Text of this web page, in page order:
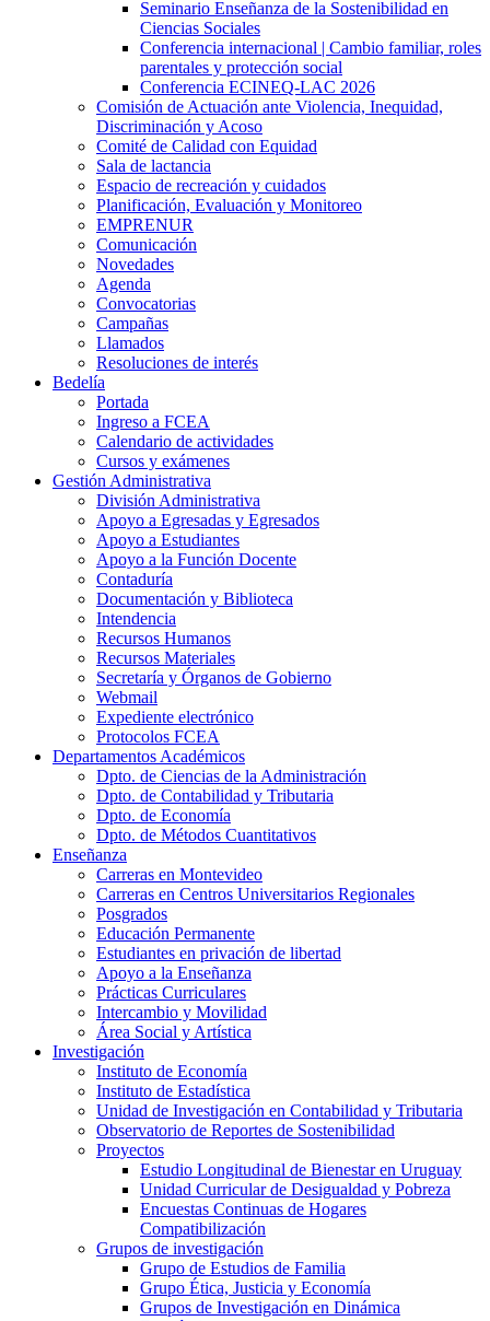
Seminario Enseñanza de la Sostenibilidad en
Ciencias Sociales
Conferencia internacional | Cambio familiar, roles
parentales y protección social
Conferencia ECINEQ-LAC 2026
Comisión de Actuación ante Violencia, Inequidad,
Discriminación y Acoso
Comité de Calidad con Equidad
Sala de lactancia
Espacio de recreación y cuidados
Planificación, Evaluación y Monitoreo
EMPRENUR
Comunicación
Novedades
Agenda
Convocatorias
Campañas
Llamados
Resoluciones de interés
Bedelía
Portada
Ingreso a FCEA
Calendario de actividades
Cursos y exámenes
Gestión Administrativa
División Administrativa
Apoyo a Egresadas y Egresados
Apoyo a Estudiantes
Apoyo a la Función Docente
Contaduría
Documentación y Biblioteca
Intendencia
Recursos Humanos
Recursos Materiales
Secretaría y Órganos de Gobierno
Webmail
Expediente electrónico
Protocolos FCEA
Departamentos Académicos
Dpto. de Ciencias de la Administración
Dpto. de Contabilidad y Tributaria
Dpto. de Economía
Dpto. de Métodos Cuantitativos
Enseñanza
Carreras en Montevideo
Carreras en Centros Universitarios Regionales
Posgrados
Educación Permanente
Estudiantes en privación de libertad
Apoyo a la Enseñanza
Prácticas Curriculares
Intercambio y Movilidad
Área Social y Artística
Investigación
Instituto de Economía
Instituto de Estadística
Unidad de Investigación en Contabilidad y Tributaria
Observatorio de Reportes de Sostenibilidad
Proyectos
Estudio Longitudinal de Bienestar en Uruguay
Unidad Curricular de Desigualdad y Pobreza
Encuestas Continuas de Hogares
Compatibilización
Grupos de investigación
Grupo de Estudios de Familia
Grupo Ética, Justicia y Economía
Grupos de Investigación en Dinámica